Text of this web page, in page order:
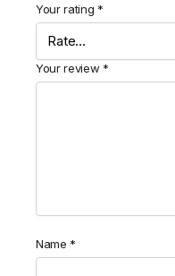
Your rating *
Your review *
Name *